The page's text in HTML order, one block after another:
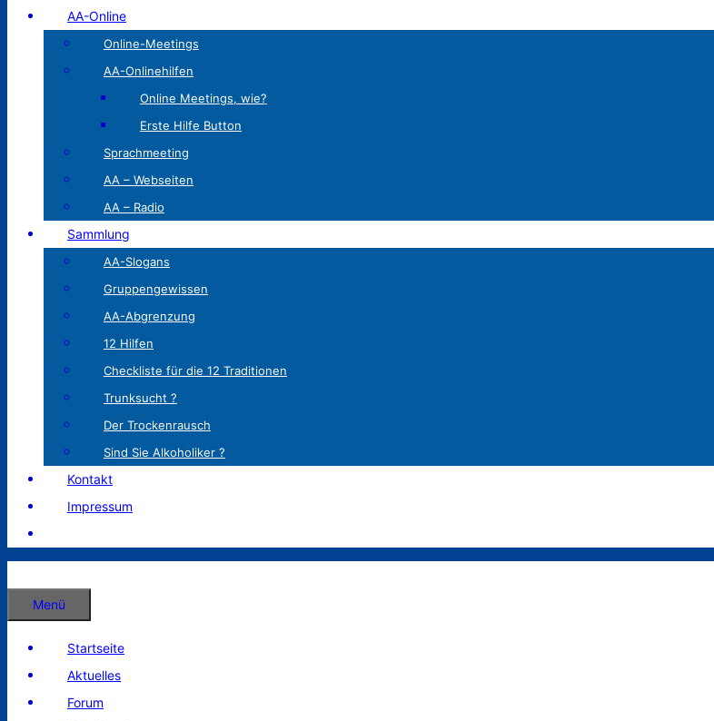
AA-Online
Online-Meetings
AA-Onlinehilfen
Online Meetings, wie?
Erste Hilfe Button
Sprachmeeting
AA – Webseiten
AA – Radio
Sammlung
AA-Slogans
Gruppengewissen
AA-Abgrenzung
12 Hilfen
Checkliste für die 12 Traditionen
Trunksucht ?
Der Trockenrausch
Sind Sie Alkoholiker ?
Kontakt
Impressum
Menü
Startseite
Aktuelles
Forum